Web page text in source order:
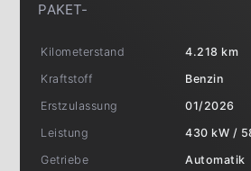
PAKET-
Kilometerstand
4.218 km
Kraftstoff
Benzin
Erstzulassung
01/2026
Leistung
430 kW /
Getriebe
Automatik